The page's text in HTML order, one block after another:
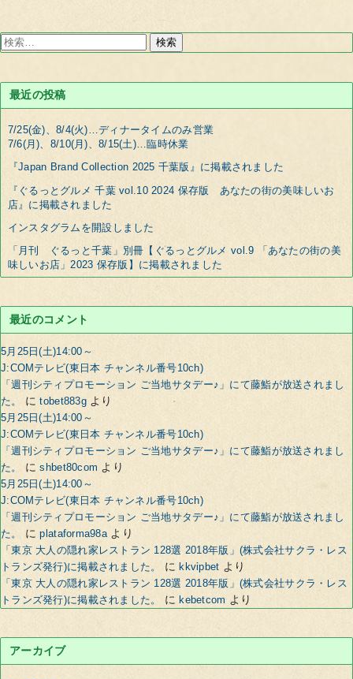
検
索:
最近の投稿
7/25(金)、8/4(火)…ディナータイムのみ営業
7/6(月)、8/10(月)、8/15(土)…臨時休業
『Japan Brand Collection 2025 千葉版』に掲載されました
『ぐるっとグルメ 千葉 vol.10 2024 保存版 あなたの街の美味しいお
店』に掲載されました
インスタグラムを開設しました
「月刊 ぐるっと千葉」別冊【ぐるっとグルメ vol.9 「あなたの街の美
味しいお店」2023 保存版】に掲載されました
最近のコメント
5月25日(土)14:00～
J:COMテレビ(東日本 チャンネル番号10ch)
「週刊シティプロモーション ご当地サタデー♪」にて藤鮨が放送されまし
た。
にtobet883gより
5月25日(土)14:00～
J:COMテレビ(東日本 チャンネル番号10ch)
「週刊シティプロモーション ご当地サタデー♪」にて藤鮨が放送されまし
た。
にshbet80com より
5月25日(土)14:00～
J:COMテレビ(東日本 チャンネル番号10ch)
「週刊シティプロモーション ご当地サタデー♪」にて藤鮨が放送されまし
た。
にplataforma98a より
「東京 大人の隠れ家レストラン 128選 2018年版」(株式会社サクラ・レス
トランズ発行)に掲載されました。
にkkvipbet より
「東京 大人の隠れ家レストラン 128選 2018年版」(株式会社サクラ・レス
トランズ発行)に掲載されました。
にkebetcom より
アーカイブ